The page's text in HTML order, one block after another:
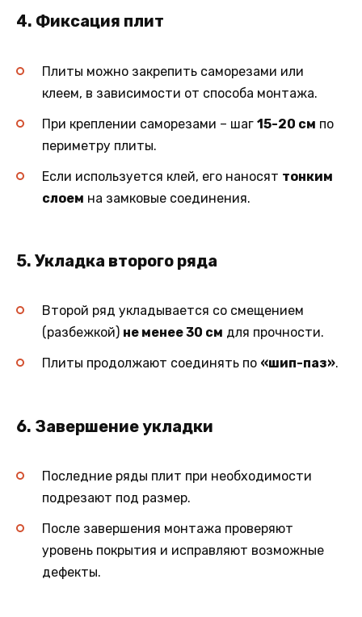
4. Фиксация плит
Плиты можно закрепить саморезами или
клеем, в зависимости от способа монтажа.
При креплении саморезами – шаг 15-20 см по
периметру плиты.
Если используется клей, его наносят тонким
слоем на замковые соединения.
5. Укладка второго ряда
Второй ряд укладывается со смещением
(разбежкой) не менее 30 см для прочности.
Плиты продолжают соединять по «шип-паз».
6. Завершение укладки
Последние ряды плит при необходимости
подрезают под размер.
После завершения монтажа проверяют
уровень покрытия и исправляют возможные
дефекты.